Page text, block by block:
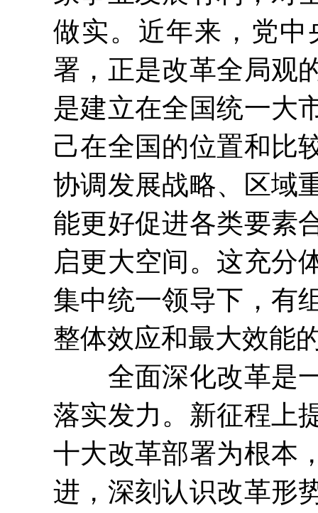
做实。近年来，党
署，正是改革全局观
是建立在全国统一大
己在全国的位置和比
协调发展战略、区域
能更好促进各类要素
启更大空间。这充分
集中统一领导下，有
整体效应和最大效能
全面深化改革是一
落实发力。新征程上
十大改革部署为根本
进，深刻认识改革形